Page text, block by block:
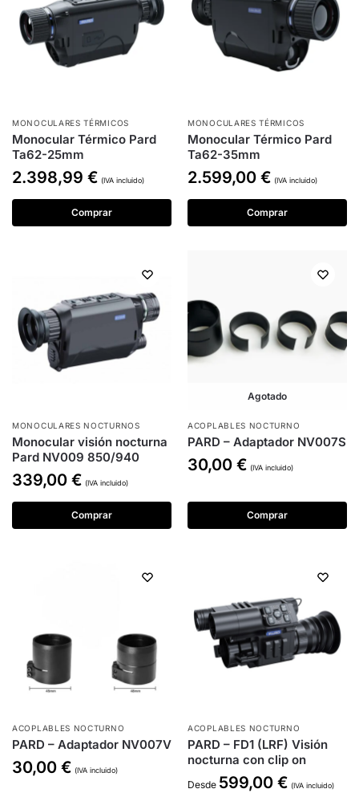
MONOCULARES TÉRMICOS
Monocular Térmico Pard
Ta62-25mm
2.398,99 € (IVA incluido)
Comprar
MONOCULARES TÉRMICOS
Monocular Térmico Pard
Ta62-35mm
2.599,00 € (IVA incluido)
Comprar
MONOCULARES NOCTURNOS
Monocular visión nocturna
Pard NV009 850/940
339,00 € (IVA incluido)
Comprar
Agotado
ACOPLABLES NOCTURNO
PARD – Adaptador NV007S
30,00 € (IVA incluido)
Comprar
ACOPLABLES NOCTURNO
PARD – Adaptador NV007V
30,00 € (IVA incluido)
ACOPLABLES NOCTURNO
PARD – FD1 (LRF) Visión
nocturna con clip on
Desde 599,00 € (IVA incluido)